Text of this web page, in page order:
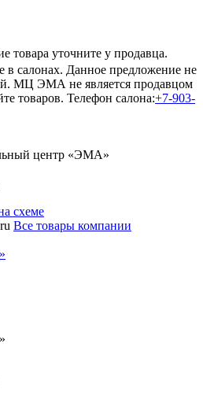
товара уточните у продавца.
в салонах. Данное предложение не
МЦ ЭМА не является продавцом
товаров. Телефон салона:+7-903-
схеме
Все товары компании